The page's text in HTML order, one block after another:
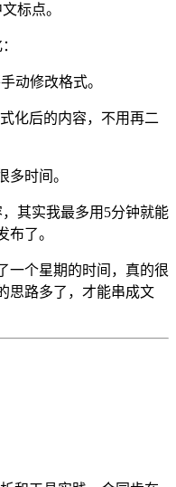
标点。
动修改格式。
化后的内容，不用再二
多时间。
其实我最多用5分钟就能
布了。
一个星期的时间，真的很
思路多了，才能串成文